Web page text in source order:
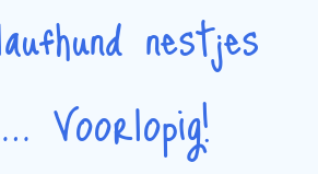
van belang om te overwegen of de
aansluiten bij uw levensstijl. Ze
zijn ze uitstekende metgezellen voor
buitenactiviteiten zoals wandelen en
in het toevoegen van een
nestjes
Voorlopig!